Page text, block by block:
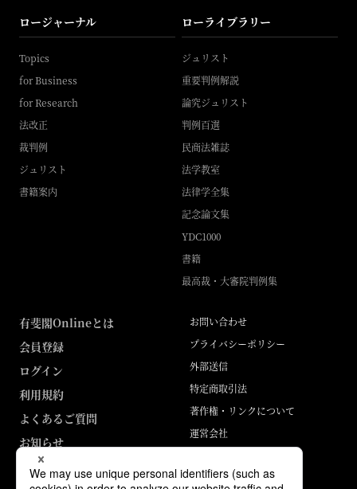
ロージャーナル
Topics
for Business
for Research
法改正
裁判例
ジュリスト
書籍案内
ローライブラリー
ジュリスト
重要判例解説
論究ジュリスト
判例百選
民商法雑誌
法学教室
法律学全集
記念論文集
YDC1000
書籍
最高裁・大審院判例集
有斐閣Onlineとは
会員登録
ログイン
利用規約
よくあるご質問
お知らせ
お問い合わせ
プライバシーポリシー
外部送信
特定商取引法
著作権・リンクについて
運営会社